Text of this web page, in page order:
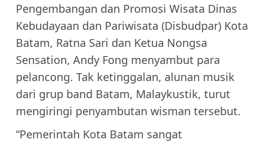
Pengembangan dan Promosi Wisata Dinas
Kebudayaan dan Pariwisata (Disbudpar) Kota
Batam, Ratna Sari dan Ketua Nongsa
Sensation, Andy Fong menyambut para
pelancong. Tak ketinggalan, alunan musik
dari grup band Batam, Malaykustik, turut
mengiringi penyambutan wisman tersebut.
“Pemerintah Kota Batam sangat